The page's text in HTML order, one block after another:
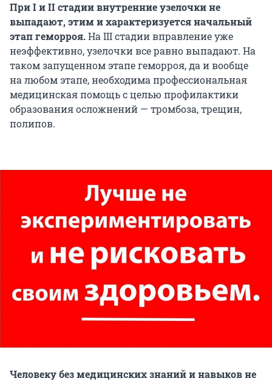
При I и II стадии внутренние узелочки не
выпадают, этим и характеризуется начальный
этап геморроя.На III стадии вправление уже
неэффективно, узелочки все равно выпадают. На
таком запущенном этапе геморроя, да и вообще
на любом этапе, необходима профессиональная
медицинская помощь с целью профилактики
образования осложнений — тромбоза, трещин,
полипов.
Человеку без медицинских знаний и навыков не